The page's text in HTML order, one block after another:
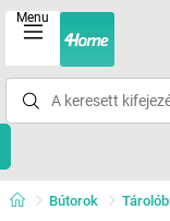
Menu
Bútorok